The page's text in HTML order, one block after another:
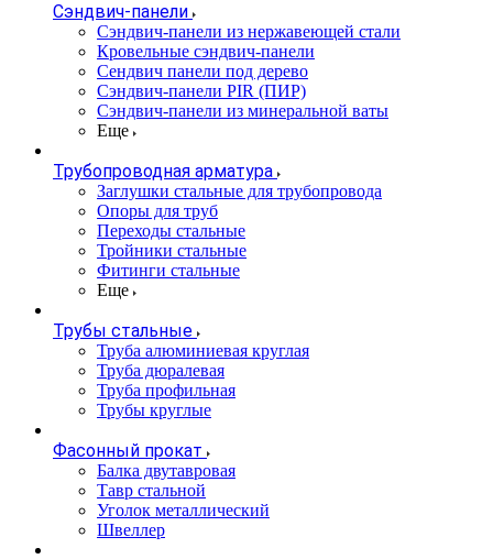
Сэндвич-панели
Cэндвич-панели из нержавеющей стали
Кровельные сэндвич-панели
Сендвич панели под дерево
Сэндвич-панели PIR (ПИР)
Сэндвич-панели из минеральной ваты
Еще
Трубопроводная арматура
Заглушки стальные для трубопровода
Опоры для труб
Переходы стальные
Тройники стальные
Фитинги стальные
Еще
Трубы стальные
Труба алюминиевая круглая
Труба дюралевая
Труба профильная
Трубы круглые
Фасонный прокат
Балка двутавровая
Тавр стальной
Уголок металлический
Швеллер